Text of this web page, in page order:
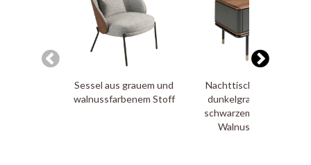
Sessel aus grauem und
walnussfarbenem Stoff
Nachttisch aus matt
dunkelgrauem Holz,
schwarzem Stahl und
Walnussplatte